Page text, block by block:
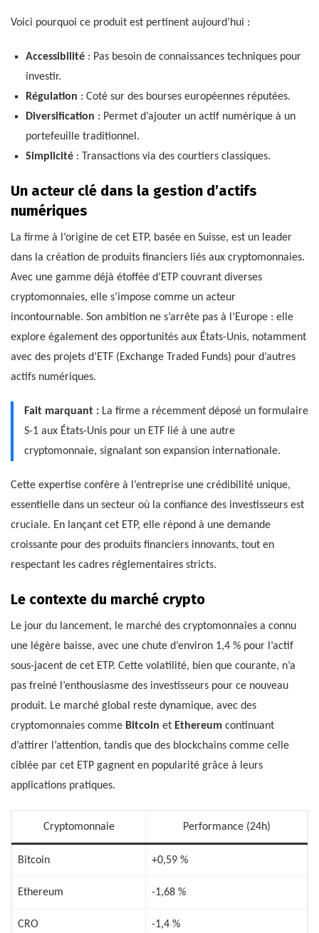
Voici pourquoi ce produit est pertinent aujourd’hui :
Accessibilité: Pas besoin de connaissances techniques pour
investir.
Régulation : Coté sur des bourses européennes réputées.
Diversification : Permet d’ajouter un actif numérique à un
portefeuille traditionnel.
Simplicité: Transactions via des courtiers classiques.
Un acteur clé dans la gestion d’actifs
numériques
La firme à l’origine de cet ETP, basée en Suisse, est un leader
dans la création de produits financiers liés aux cryptomonnaies.
Avec une gamme déjà étoffée d’ETP couvrant diverses
cryptomonnaies, elle s’impose comme un acteur
incontournable. Son ambition ne s’arrête pas à l’Europe : elle
explore également des opportunités aux États-Unis, notamment
avec des projets d’ETF (Exchange Traded Funds) pour d’autres
actifs numériques.
Fait marquant : La firme a récemment déposé un formulaire
S-1 aux États-Unis pour un ETF lié à une autre
cryptomonnaie, signalant son expansion internationale.
Cette expertise confère à l’entreprise une crédibilité unique,
essentielle dans un secteur où la confiance des investisseurs est
cruciale. En lançant cet ETP, elle répond à une demande
croissante pour des produits financiers innovants, tout en
respectant les cadres réglementaires stricts.
Le contexte du marché crypto
Le jour du lancement, le marché des cryptomonnaies a connu
une légère baisse, avec une chute d’environ 1,4 % pour l’actif
sous-jacent de cet ETP. Cette volatilité, bien que courante, n’a
pas freiné l’enthousiasme des investisseurs pour ce nouveau
produit. Le marché global reste dynamique, avec des
cryptomonnaies comme Bitcoin et Ethereum continuant
d’attirer l’attention, tandis que des blockchains comme celle
ciblée par cet ETP gagnent en popularité grâce à leurs
applications pratiques.
Cryptomonnaie Performance (24h)
Bitcoin +0,59 %
Ethereum -1,68 %
CRO -1,4 %